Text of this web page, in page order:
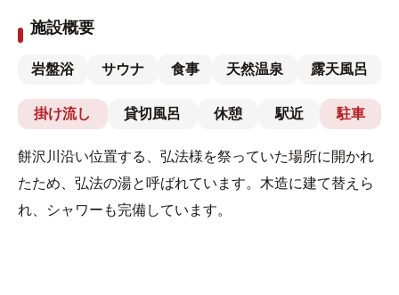
施設概要
岩盤浴 サウナ 食事 天然温泉 露天風呂
掛け流し 貸切風呂 休憩 駅近 駐車
餅沢川沿い位置する、弘法様を祭っていた場所に開かれ
たため、弘法の湯と呼ばれています。木造に建て替えら
れ、シャワーも完備しています。